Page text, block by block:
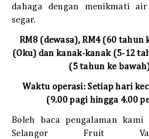
dahaga dengan menikmati
segar.
RM8 (dewasa), RM4 (60 tahun
(Oku) dan kanak-kanak (5-12
(5 tahun ke
Waktu operasi: Setiap hari
(9.00 pagi hingga 4.00
Boleh baca pengalaman kami
Selangor Fruit